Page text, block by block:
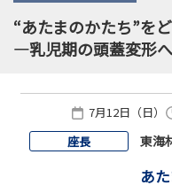
“あたまのかたち”を
―乳児期の頭蓋変形
7月12日（日）
座長
東海
あ